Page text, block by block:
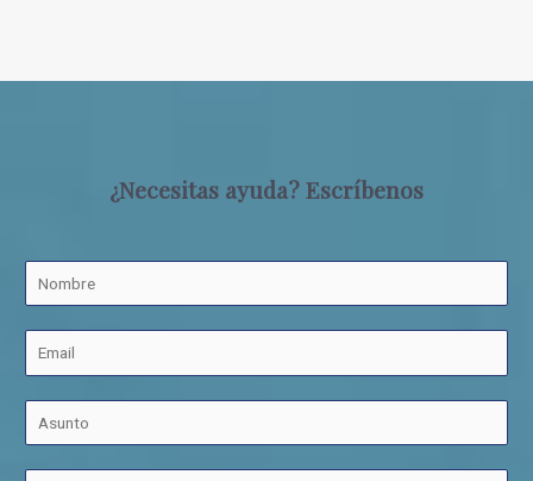
¿Necesitas ayuda? Escríbenos